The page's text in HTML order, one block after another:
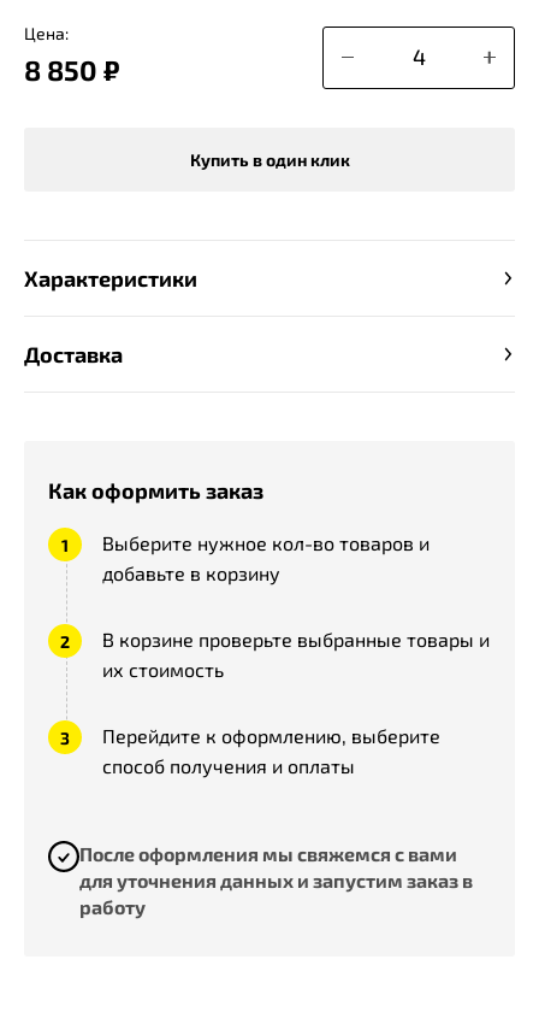
Цена:
8 850 ₽
Купить в один клик
Как оформить заказ
Выберите нужное кол-во товаров и
добавьте в корзину
В корзине проверьте выбранные товары и
их стоимость
Перейдите к оформлению, выберите
способ получения и оплаты
После оформления мы свяжемся с вами
для уточнения данных и запустим заказ в
работу
Характеристики
Доставка